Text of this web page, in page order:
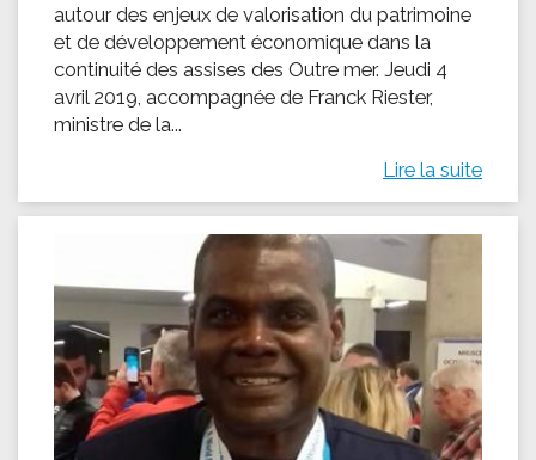
autour des enjeux de valorisation du patrimoine
et de développement économique dans la
continuité des assises des Outre mer. Jeudi 4
avril 2019, accompagnée de Franck Riester,
ministre de la...
Lire la suite